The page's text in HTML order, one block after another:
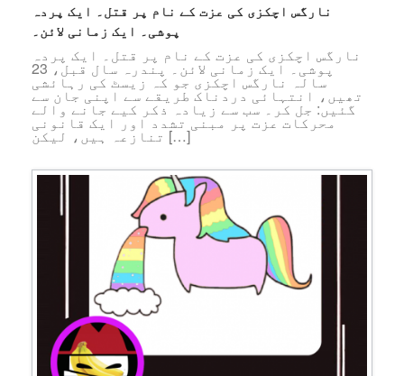
نارگس اچکزی کی عزت کے نام پر قتل۔ ایک پردہ
پوشی۔ ایک زمانی لائن۔
نارگس اچکزی کی عزت کے نام پر قتل۔ ایک پردہ
پوشی۔ ایک زمانی لائن۔ پندرہ سال قبل، 23
سالہ نارگس اچکزی جو کہ زیسٹ کی رہائشی
تھیں، انتہائی دردناک طریقے سے اپنی جان سے
گئیں: جل کر۔ سب سے زیادہ ذکر کیے جانے والے
محرکات عزت پر مبنی تشدد اور ایک قانونی
تنازعہ ہیں، لیکن […]